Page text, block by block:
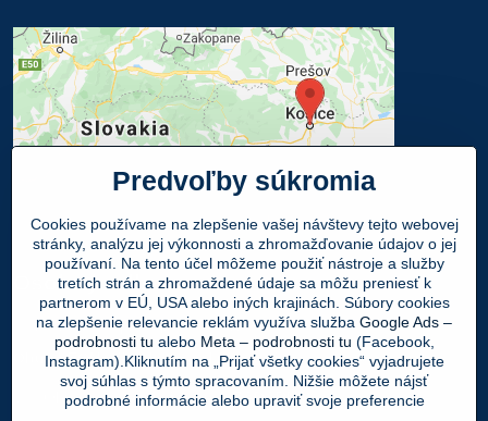
Osobný odber
Navštívte našu predajňu - SHOWROOM
Obuv LEON, Mlynská 21, 040 01 Košice
Váš Objednaný tovar si môžete ZADARMO
Predvoľby súkromia
Cookies používame na zlepšenie vašej návštevy tejto webovej
stránky, analýzu jej výkonnosti a zhromažďovanie údajov o jej
používaní. Na tento účel môžeme použiť nástroje a služby
tretích strán a zhromaždené údaje sa môžu preniesť k
partnerom v EÚ, USA alebo iných krajinách. Súbory cookies
na zlepšenie relevancie reklám využíva služba Google Ads –
podrobnosti tu alebo Meta – podrobnosti tu (Facebook,
Instagram).Kliknutím na „Prijať všetky cookies“ vyjadrujete
svoj súhlas s týmto spracovaním. Nižšie môžete nájsť
podrobné informácie alebo upraviť svoje preferencie